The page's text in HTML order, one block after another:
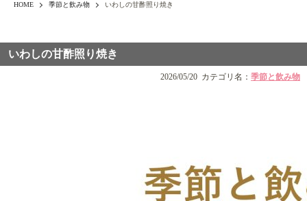
HOME 季節と飲み物 いわしの甘酢照り焼き
いわしの甘酢照り焼き
2026/05/20 カテゴリ名： 季節と飲み物